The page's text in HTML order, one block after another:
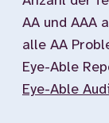
AA und AAA
alle AA
Eye-Able
Eye-Able